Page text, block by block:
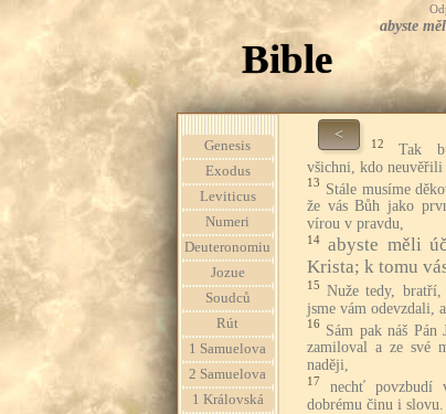
abyste
Bible
Genesis
Exodus
Leviticus
Numeri
Deuteronomiu
Jozue
Soudců
Rút
1 Samuelova
2 Samuelova
1 Královská
<
12
Tak
všichni, kdo neuvěřili
13 Stále musíme
že vás Bůh jako
vírou v pravdu,
14
abyste měli
Krista; k tomu
15 Nuže tedy,
jsme vám odevzdali,
16 Sám pak náš Pán
zamiloval a ze své
naději,
17
nechť povzbudí
dobrému činu i slovu.